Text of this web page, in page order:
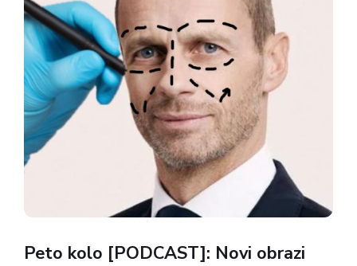
Peto kolo [PODCAST]: Novi obrazi